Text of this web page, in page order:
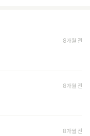
8개월 전
8개월 전
8개월 전